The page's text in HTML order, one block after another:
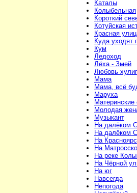
Каталы
Колыбельная
Короткий
Котуйская
Красная
Куда уходят
Кум
Ледоход
Лёха - Змей
Любовь
Мама
Мама, всё
Маруха
Материнские
Молодая
Музыкант
На далёком
На далёком
На
На
На реке
На Чёрной
На юг
Навсегда
Непогода